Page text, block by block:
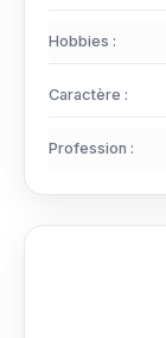
Hobbies :
Caractère :
Profession :